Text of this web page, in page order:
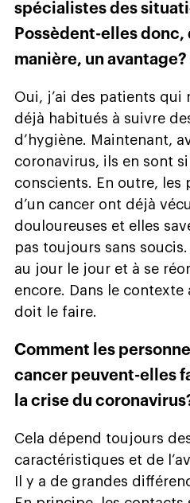
spécialistes des
Possèdent-elles donc,
manière, un avantage?
Oui, j’ai des patients qui
déjà habitués à suivre
d’hygiène. Maintenant,
coronavirus, ils en sont
conscients. En outre, les
d’un cancer ont déjà
douloureuses et elles
pas toujours sans
au jour le jour et à se
encore. Dans le
doit le faire.
Comment les
cancer peuvent-elles
la crise du
Cela dépend toujours
caractéristiques et de
Il y a de grandes